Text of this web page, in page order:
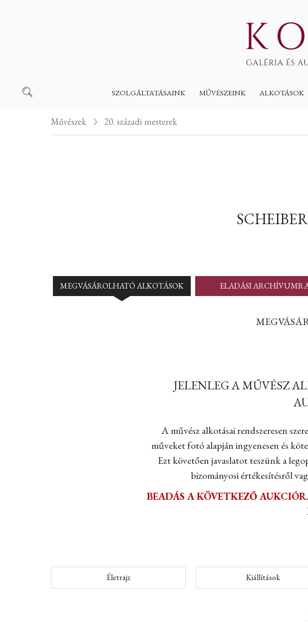
SZOLGÁLTATÁSAINK MŰVÉSZEINK ALKOTÁSOK
Művészek 20. századi mesterek
MEGVÁSÁROLHATÓ ALKOTÁSOK ELADÁSI
JELENLEG A MŰVÉSZ
A művész alkotásai rendszeresen
műveket fotó alapján ingyenesen és
Ezt követően javaslatot teszünk a
bizományosi értékesítésről
BEADÁS A KÖVETKEZŐ
Életrajz Kiállítások